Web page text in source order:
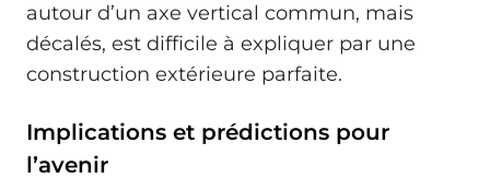
autour d’un axe vertical commun, mais
décalés, est difficile à expliquer par une
construction extérieure parfaite.
Implications et prédictions pour
l’avenir